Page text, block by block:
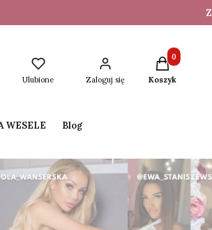
Ulubione Zaloguj się
Produkty w
Koszyk
WESELE Blog